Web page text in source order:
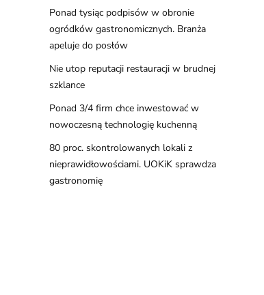
Ponad tysiąc podpisów w obronie
ogródków gastronomicznych. Branża
apeluje do posłów
Nie utop reputacji restauracji w brudnej
szklance
Ponad 3/4 firm chce inwestować w
nowoczesną technologię kuchenną
80 proc. skontrolowanych lokali z
nieprawidłowościami. UOKiK sprawdza
gastronomię